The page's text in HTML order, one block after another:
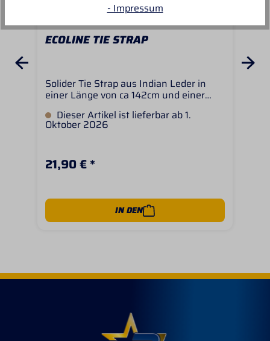
ECOLINE TIE STRAP
Solider Tie Strap aus Indian Leder in
einer Länge von ca 142cm und einer
sich mittels einem Lederbändchen leicht
am Rigging Ring des Westernsattels
Dieser Artikel ist lieferbar ab 1.
Oktober 2026
21,90 € *
IN DEN
- Impressum